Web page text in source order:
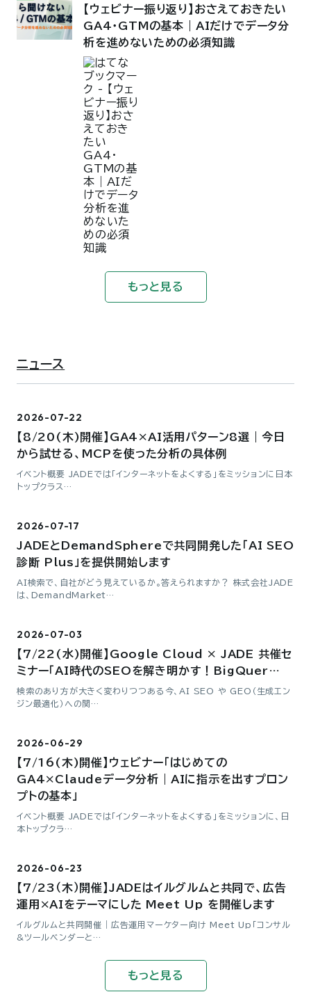
【ウェビナー振り返り】おさえておきたい
GA4・GTMの基本｜AIだけでデータ分
析を進めないための必須知識
もっと見る
ニュース
2026-07-22
【8/20(木)開催】GA4×AI活用パターン8選｜今日
から試せる、MCPを使った分析の具体例
イベント概要 JADEでは「インターネットをよくする」をミッションに日本
トップクラス…
2026-07-17
JADEとDemandSphereで共同開発した「AI SEO
診断 Plus」を提供開始します
AI検索で、自社がどう見えているか。答えられますか？ 株式会社JADE
は、DemandMarket…
2026-07-03
【7/22(水)開催】Google Cloud × JADE 共催セ
ミナー「AI時代のSEOを解き明かす！BigQuer…
検索のあり方が大きく変わりつつある今、AI SEO や GEO（生成エン
ジン最適化）への関…
2026-06-29
【7/16(木)開催】ウェビナー「はじめての
GA4×Claudeデータ分析｜AIに指示を出すプロン
プトの基本」
イベント概要 JADEでは「インターネットをよくする」をミッションに、日
本トップクラ…
2026-06-23
【7/23（木）開催】JADEはイルグルムと共同で、広告
運用×AIをテーマにした Meet Up を開催します
イルグルムと共同開催｜広告運用マーケター向け Meet Up「コンサル
&ツールベンダーと…
もっと見る